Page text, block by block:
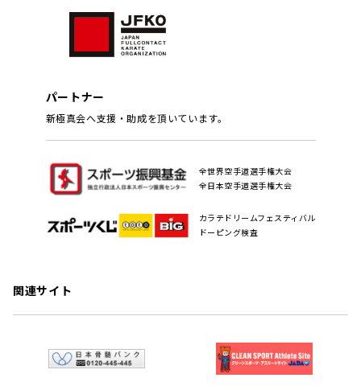
パートナー
新極真会へ支援・助成を頂いています。
全世界空手道選手権大会
全日本空手道選手権大会
カラテドリームフェスティバル
ドーピング検査
関連サイト